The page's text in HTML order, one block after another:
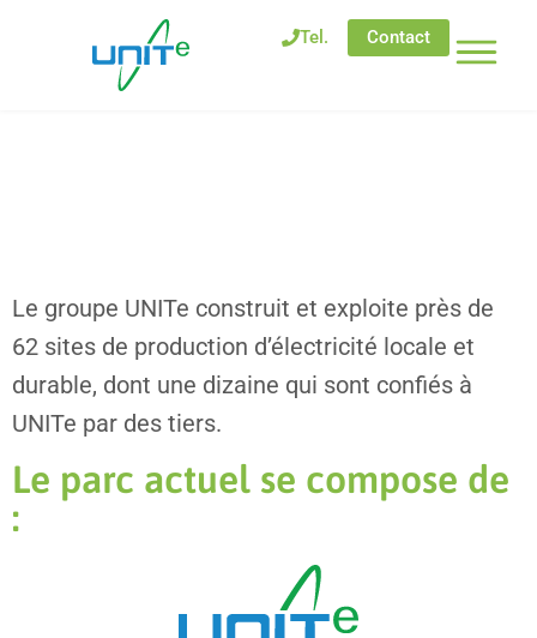
Tel. Contact
Le groupe UNITe construit et exploite près de
62 sites de production d’électricité locale et
durable, dont une dizaine qui sont confiés à
UNITe par des tiers.
Le parc actuel se compose de
: